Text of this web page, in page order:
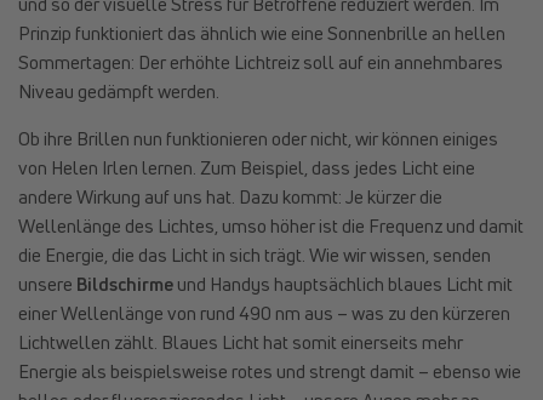
Prinzip funktioniert das ähnlich wie eine Sonnenbrille an hellen
Sommertagen: Der erhöhte Lichtreiz soll auf ein annehmbares
Niveau gedämpft werden.
Ob ihre Brillen nun funktionieren oder nicht, wir können einiges
von Helen Irlen lernen. Zum Beispiel, dass jedes Licht eine
andere Wirkung auf uns hat. Dazu kommt: Je kürzer die
Wellenlänge des Lichtes, umso höher ist die Frequenz und damit
die Energie, die das Licht in sich trägt. Wie wir wissen, senden
unsere Bildschirme und Handys hauptsächlich blaues Licht mit
einer Wellenlänge von rund 490 nm aus – was zu den kürzeren
Lichtwellen zählt. Blaues Licht hat somit einerseits mehr
Energie als beispielsweise rotes und strengt damit – ebenso wie